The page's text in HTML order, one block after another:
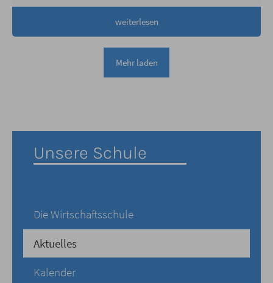
weiterlesen
Mehr laden
Unsere Schule
Die Wirtschaftsschule
Aktuelles
Kalender